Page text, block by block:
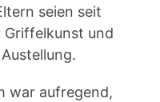
seien seit
und
war aufregend,